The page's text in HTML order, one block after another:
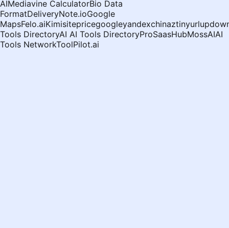
AIMediavine CalculatorBio Data
FormatDeliveryNote.ioGoogle
MapsFelo.aiKimisitepricegoogleyandexchinaztinyurl
Tools DirectoryAI AI Tools DirectoryProSaasHubMossAIAI
Tools NetworkToolPilot.ai